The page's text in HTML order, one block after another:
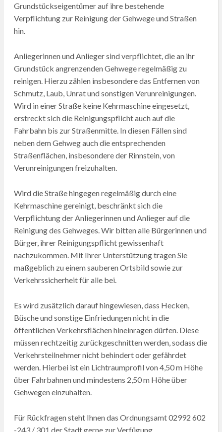
Grundstückseigentümer auf ihre bestehende
Verpflichtung zur Reinigung der Gehwege und Straßen
hin.
Anliegerinnen und Anlieger sind verpflichtet, die an ihr
Grundstück angrenzenden Gehwege regelmäßig zu
reinigen. Hierzu zählen insbesondere das Entfernen von
Schmutz, Laub, Unrat und sonstigen Verunreinigungen.
Wird in einer Straße keine Kehrmaschine eingesetzt,
erstreckt sich die Reinigungspflicht auch auf die
Fahrbahn bis zur Straßenmitte. In diesen Fällen sind
neben dem Gehweg auch die entsprechenden
Straßenflächen, insbesondere der Rinnstein, von
Verunreinigungen freizuhalten.
Wird die Straße hingegen regelmäßig durch eine
Kehrmaschine gereinigt, beschränkt sich die
Verpflichtung der Anliegerinnen und Anlieger auf die
Reinigung des Gehweges. Wir bitten alle Bürgerinnen und
Bürger, ihrer Reinigungspflicht gewissenhaft
nachzukommen. Mit Ihrer Unterstützung tragen Sie
maßgeblich zu einem sauberen Ortsbild sowie zur
Verkehrssicherheit für alle bei.
Es wird zusätzlich darauf hingewiesen, dass Hecken,
Büsche und sonstige Einfriedungen nicht in die
öffentlichen Verkehrsflächen hineinragen dürfen. Diese
müssen rechtzeitig zurückgeschnitten werden, sodass die
Verkehrsteilnehmer nicht behindert oder gefährdet
werden. Hierbei ist ein Lichtraumprofil von 4,50 m Höhe
über Fahrbahnen und mindestens 2,50 m Höhe über
Gehwegen einzuhalten.
Für Rückfragen steht Ihnen das Ordnungsamt 02992 602
-243 / 301 der Stadt gerne zur Verfügung.